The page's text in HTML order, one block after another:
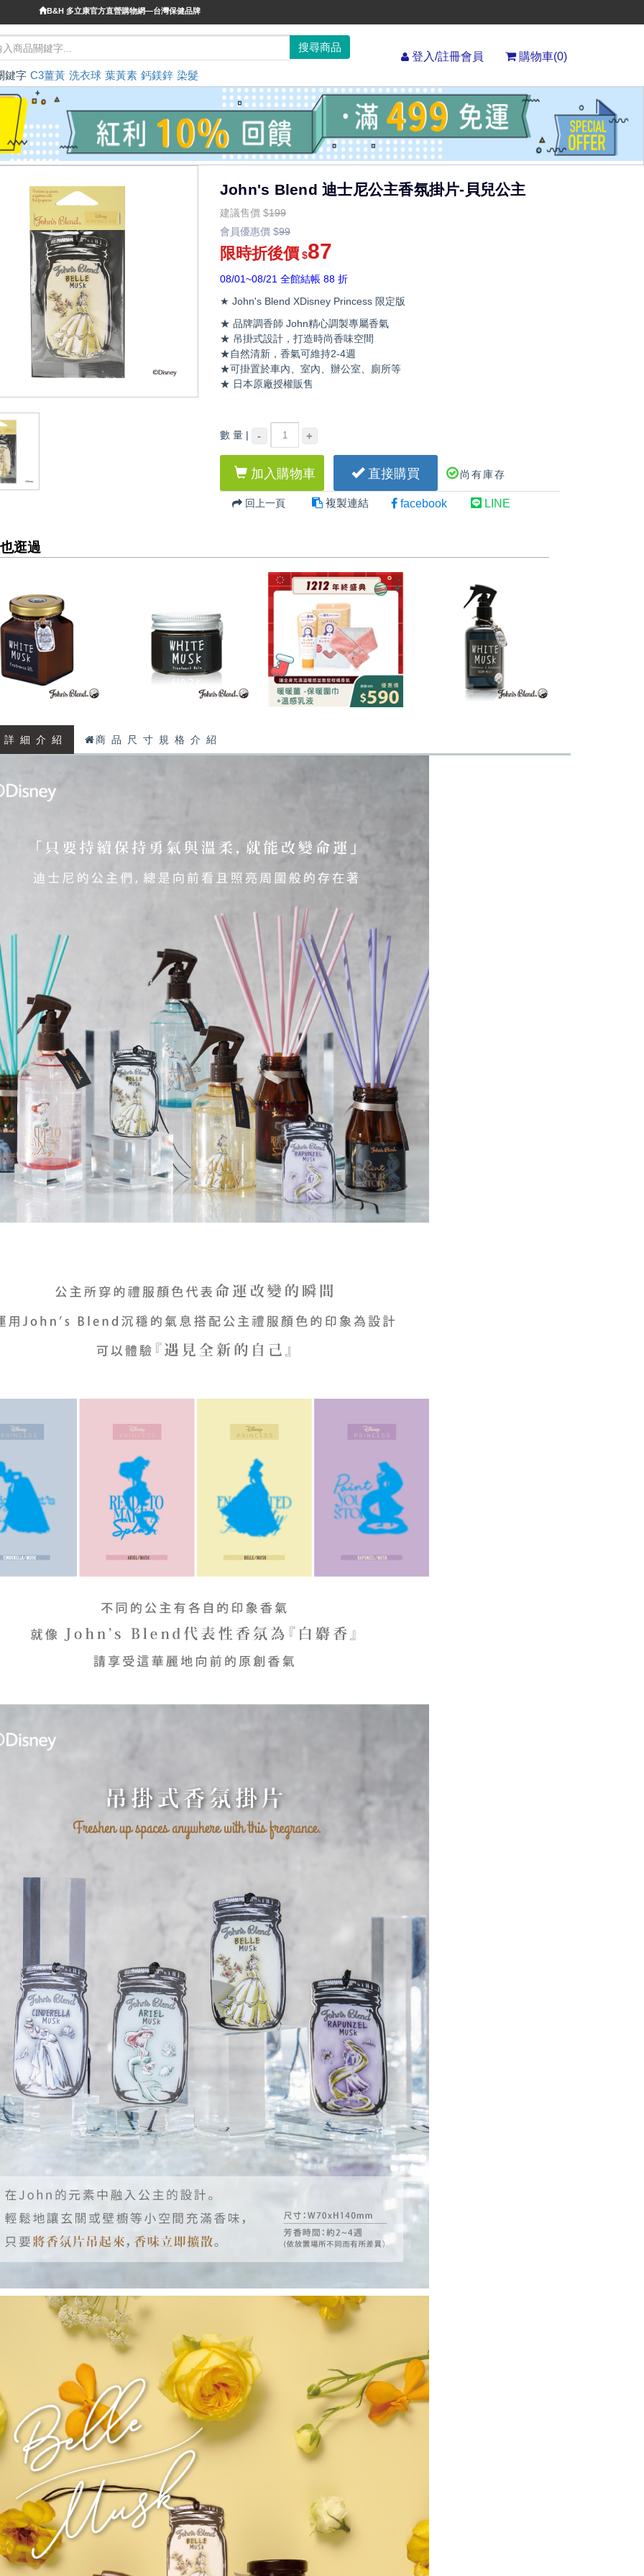
B&H 多立康官方直營購物網—台灣保健品牌
鍵字 C3薑黃 洗衣球 葉黃素 鈣鎂鋅 染髮
登入/註冊會員 購物車(0)
John's Blend 迪士尼公主香氛掛片-貝兒公主
建議售價 $199
會員優惠價 $99
限時折後價$87
08/01~08/21 全館結帳 88 折
★ John's Blend XDisney Princess 限定版
★ 品牌調香師 John精心調製專屬香氣
★ 吊掛式設計，打造時尚香味空間
★自然清新，香氣可維持2-4週
★可掛置於車內、室內、辦公室、廁所等
★ 日本原廠授權販售
數 量 | - +
加入購物車 直接購買 尚有庫存
回上一頁 複製連結 facebook LINE
逛過
詳 細 介 紹 商 品 尺 寸 規 格 介 紹